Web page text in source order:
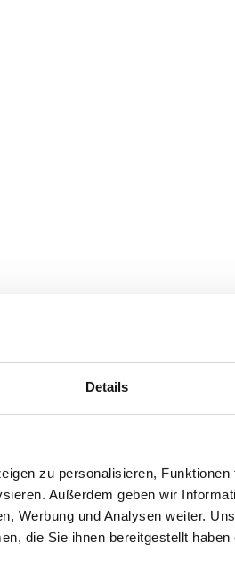
Details
zu personalisieren,
Außerdem geben wir
Werbung und Analysen weiter.
die Sie ihnen bereitgestellt